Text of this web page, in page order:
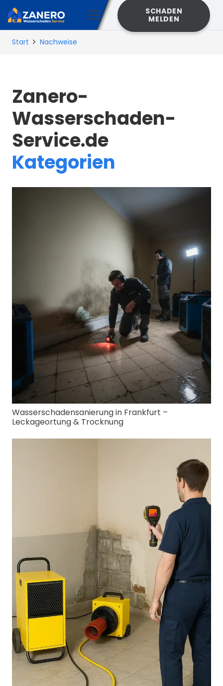
SCHADEN
MELDEN
Start Nachweise
Zanero-
Wasserschaden-
Service.de
Kategorien
Wasserschadensanierung in Frankfurt –
Leckageortung & Trocknung